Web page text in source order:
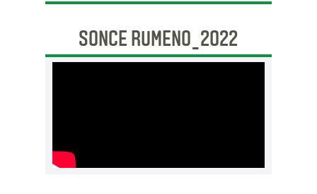
SONCE RUMENO_2022